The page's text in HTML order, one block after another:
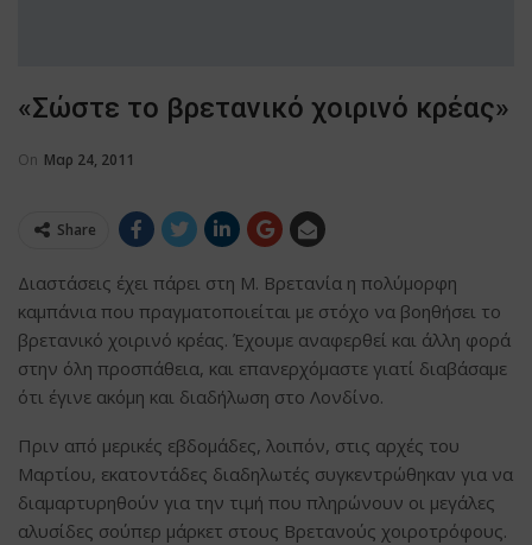
«Σώστε το βρετανικό χοιρινό κρέας»
On Μαρ 24, 2011
Share
Διαστάσεις έχει πάρει στη Μ. Βρετανία η πολύμορφη
καμπάνια που πραγματοποιείται με στόχο να βοηθήσει το
βρετανικό χοιρινό κρέας. Έχουμε αναφερθεί και άλλη φορά
στην όλη προσπάθεια, και επανερχόμαστε γιατί διαβάσαμε
ότι έγινε ακόμη και διαδήλωση στο Λονδίνο.
Πριν από μερικές εβδομάδες, λοιπόν, στις αρχές του
Μαρτίου, εκατοντάδες διαδηλωτές συγκεντρώθηκαν για να
διαμαρτυρηθούν για την τιμή που πληρώνουν οι μεγάλες
αλυσίδες σούπερ μάρκετ στους Βρετανούς χοιροτρόφους.